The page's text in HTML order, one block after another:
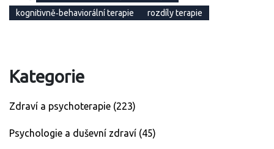
kognitivně‑behaviorální terapie
rozdíly terapie
Kategorie
Zdraví a psychoterapie (223)
Psychologie a duševní zdraví (45)